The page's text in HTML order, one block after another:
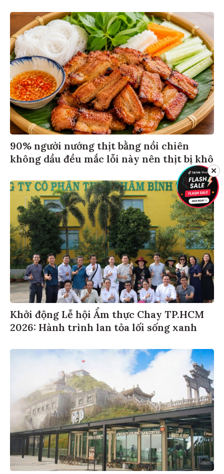
90% người nướng thịt bằng nồi chiên
không dầu đều mắc lỗi này nên thịt bị khô
Khởi động Lễ hội Ẩm thực Chay TP.HCM
2026: Hành trình lan tỏa lối sống xanh
✕